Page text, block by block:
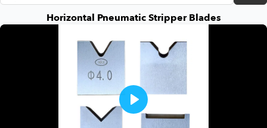
Horizontal Pneumatic Stripper Blades
Play